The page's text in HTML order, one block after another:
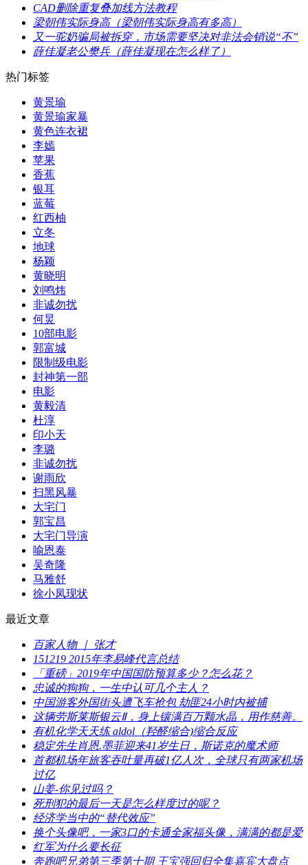
​CAD删除重复叠加线方法教程
​梁朝伟实际身高（梁朝伟实际身高有多高）
​又一驼奶骗局被拆穿，市场需要坚决对非法会销说“不”
​薛佳凝老公樊兵（薛佳凝现在怎么样了）
热门标签
​黄景瑜
​黄景瑜家暴
黄色连衣裙
​李嫣
​苹果
​香蕉
​银耳
​蓝莓
​红西柚
​立冬
​地球
杨颖
​黄晓明
​刘鸣炜
非诚勿扰
​何炅
10部电影
​郭富城
限制级电影
封神第一部
​电影
​黄毅清
杜淳
​印小天
李璐
​非诚勿扰
​谢雨欣
​扫黑风暴
​大宅门
郭宝昌
​大宅门导演
​喻恩泰
​吴奇隆
马雅舒
​徐小凤现状
最近文章
​百家人物 ｜ 张才
​151219 2015年李易峰代言总结
​「重磅」2019年中国国防预算多少？怎么花？
​忠诚的狗狗，一生中认可几个主人？
​中国游客外国街头遭飞车抢包 劫匪24小时内被捕
​这辆劳斯莱斯银云Ⅱ，身上镶满百万颗水晶，用作慈善。
​有机化学天天练 aldol（羟醛缩合)缩合反应
​稳定先生肖恩.墨菲迎来41岁生日，斯诺克的魔术师
​首都机场年旅客吞吐量再破1亿人次，全球只有两家机场
过亿
​山姜-你见过吗？
​死刑犯的最后一天是怎么样度过的呢？
​经济学当中的“替代效应”
​换个头像吧，一家3口的卡通全家福头像，满满的都是爱
​红军为什么要长征
​奔跑吧兄弟第三季第十期 王宝强回归全集嘉宾大盘点